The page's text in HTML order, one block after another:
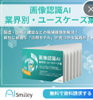
株式会社
株式会社M2DSが提供す
している企業や、これ
る自社課題やゴール、
るサービスです